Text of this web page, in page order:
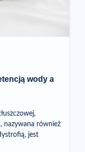
wody a
nazywana również
jest